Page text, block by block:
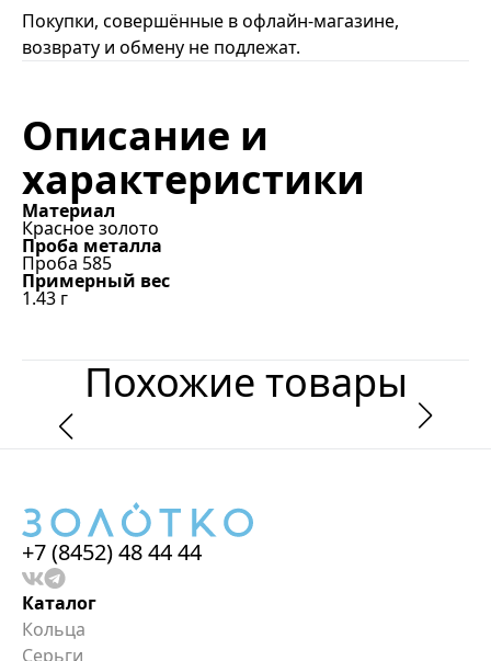
Покупки, совершённые в офлайн-магазине,
возврату и обмену не подлежат.
Описание и
характеристики
Материал
Красное золото
Проба металла
Проба 585
Примерный вес
1.43 г
Похожие товары
+7 (8452) 48 44 44
Каталог
Кольца
Серьги